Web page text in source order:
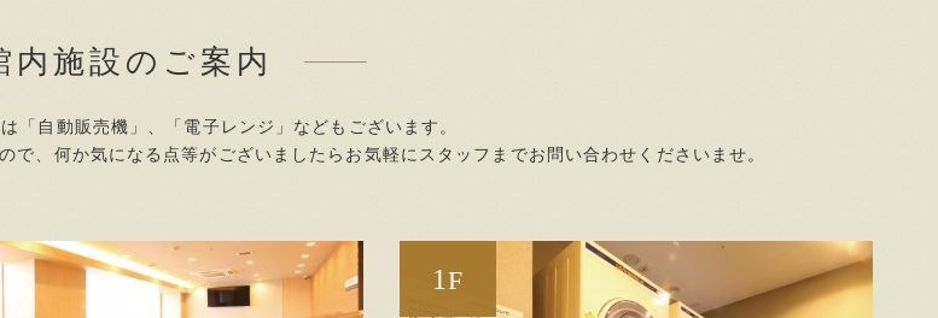
内施設のご案内
「自動販売機」、「電子レンジ」などもございます。
、何か気になる点等がございましたらお気軽にスタッフまでお問い合わせくださいませ。
1 F